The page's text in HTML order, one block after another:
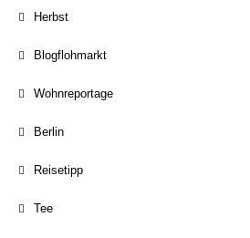
Herbst
Blogflohmarkt
Wohnreportage
Berlin
Reisetipp
Tee